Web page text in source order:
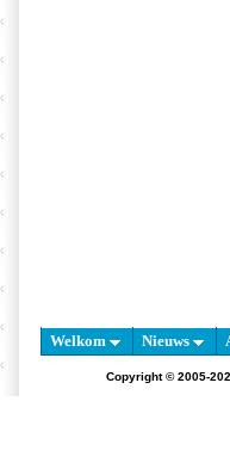
Welkom Nieuws
Copyright © 2005-